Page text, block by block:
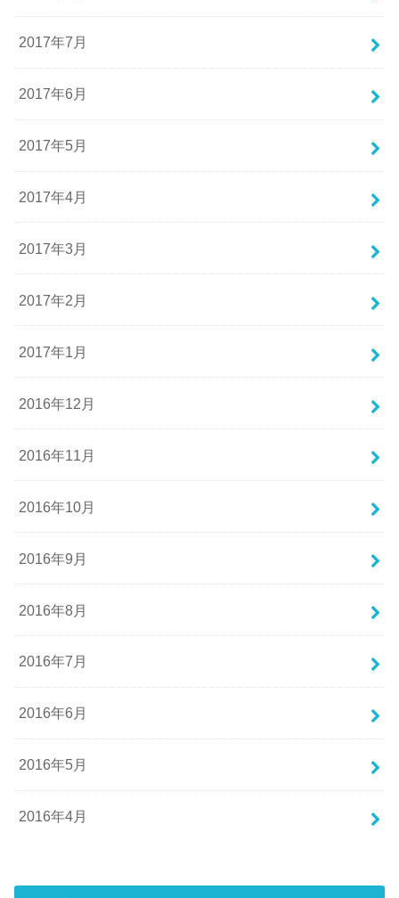
2017年7月
2017年6月
2017年5月
2017年4月
2017年3月
2017年2月
2017年1月
2016年12月
2016年11月
2016年10月
2016年9月
2016年8月
2016年7月
2016年6月
2016年5月
2016年4月